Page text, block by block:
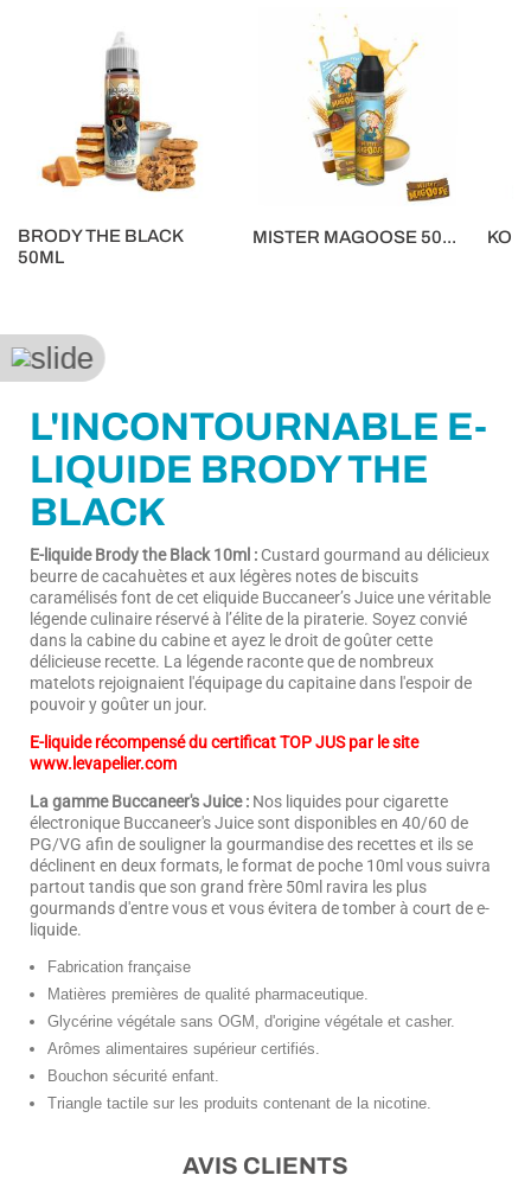
BRODY THE BLACK
50ML
MISTER MAGOOSE 50...
L'INCONTOURNABLE E-
LIQUIDE BRODY THE
BLACK
E-liquide Brody the Black 10ml : Custard gourmand au délicieux
beurre de cacahuètes et aux légères notes de biscuits
caramélisés font de cet eliquide Buccaneer’s Juice une véritable
légende culinaire réservé à l’élite de la piraterie. Soyez convié
dans la cabine du cabine et ayez le droit de goûter cette
délicieuse recette. La légende raconte que de nombreux
matelots rejoignaient l'équipage du capitaine dans l'espoir de
pouvoir y goûter un jour.
E-liquide récompensé du certificat TOP JUS par le site
www.levapelier.com
La gamme Buccaneer's Juice : Nos liquides pour cigarette
électronique Buccaneer's Juice sont disponibles en 40/60 de
PG/VG afin de souligner la gourmandise des recettes et ils se
déclinent en deux formats, le format de poche 10ml vous suivra
partout tandis que son grand frère 50ml ravira les plus
gourmands d'entre vous et vous évitera de tomber à court de e-
liquide.
Fabrication française
Matières premières de qualité pharmaceutique.
Glycérine végétale sans OGM, d'origine végétale et casher.
Arômes alimentaires supérieur certifiés.
Bouchon sécurité enfant.
Triangle tactile sur les produits contenant de la nicotine.
AVIS CLIENTS